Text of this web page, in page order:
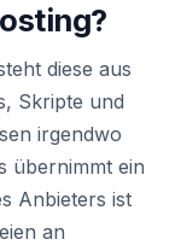
diese aus
Skripte und
irgendwo
übernimmt ein
Anbieters ist
an